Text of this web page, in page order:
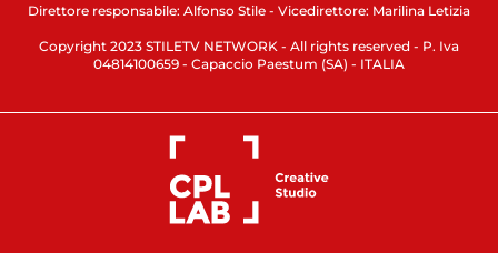
Direttore responsabile: Alfonso Stile - Vicedirettore: Marilina Letizia
Copyright 2023 STILETV NETWORK - All rights reserved - P. Iva
04814100659 - Capaccio Paestum (SA) - ITALIA